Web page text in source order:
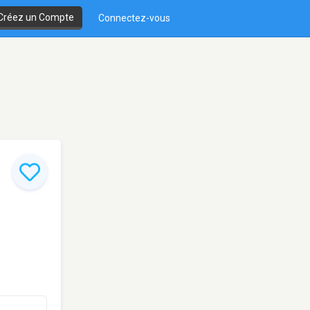
un Compte Connectez-vous